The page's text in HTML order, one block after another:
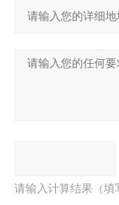
请输入计算结果（填